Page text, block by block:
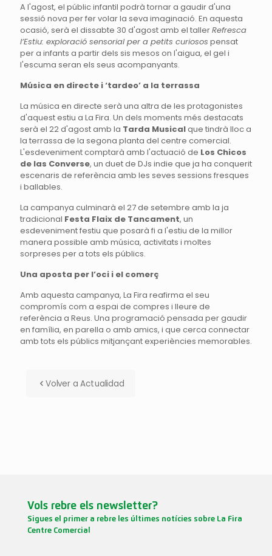
A l'agost, el públic infantil podrà tornar a gaudir d'una
sessió nova per fer volar la seva imaginació. En aquesta
ocasió, serà el dissabte 30 d'agost amb el tallerRefresca
l’Estiu: exploració sensorial per a petits curiosos pensat
per a infants a partir dels sis mesos on l'aigua, el gel i
l'escuma seran els seus acompanyants.
Música en directe i ‘tardeo’ a la terrassa
La música en directe serà una altra de les protagonistes
d'aquest estiu a La Fira. Un dels moments més destacats
serà el 22 d'agost amb la Tarda Musicalque tindrà lloc a
la terrassa de la segona planta del centre comercial.
L'esdeveniment comptarà amb l'actuació de Los Chicos
de las Converse, un duet de DJs indie que ja ha conquerit
escenaris de referència amb les seves sessions fresques
i ballables.
La campanya culminarà el 27 de setembre amb la ja
tradicional Festa Flaix de Tancament, un
esdeveniment festiu que posarà fi a l'estiu de la millor
manera possible amb música, activitats i moltes
sorpreses per a tots els públics.
Una aposta per l’oci i el comerç
Amb aquesta campanya, La Fira reafirma el seu
compromís com a espai de compres i lleure de
referència a Reus. Una programació pensada per gaudir
en família, en parella o amb amics, i que cerca connectar
amb tots els públics mitjançant experiències memorables.
Volver a Actualidad
Vols rebre els newsletter?
Sigues el primer a rebre les últimes notícies sobre La Fira
Centre Comercial